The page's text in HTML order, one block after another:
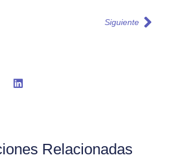
Siguiente
Relacionadas